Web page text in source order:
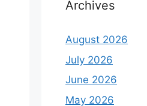
Archives
August 2026
July 2026
June 2026
May 2026